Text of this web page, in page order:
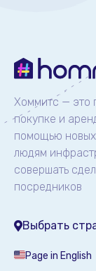
Хоммитс — это
покупке и
помощью новых
людям
совершать
посредников
Выбрать
Page in English